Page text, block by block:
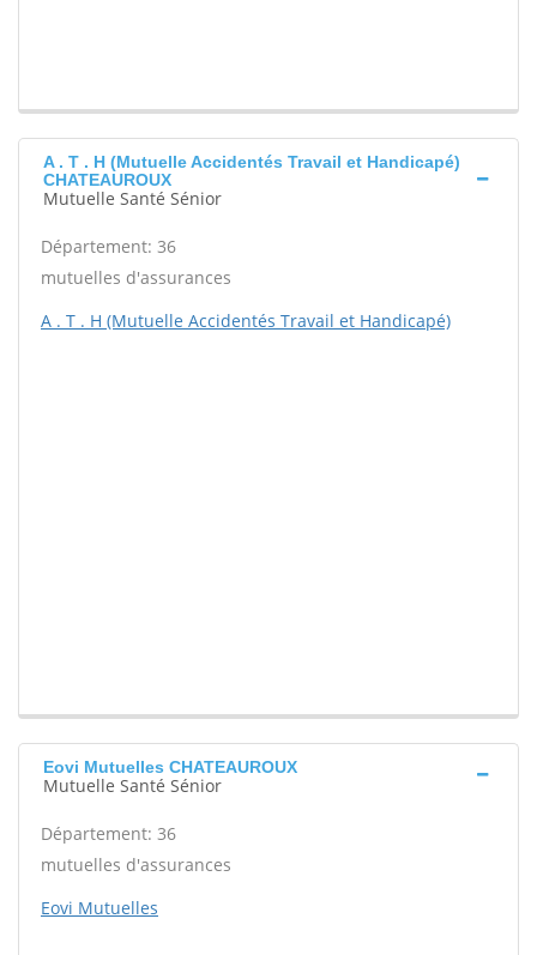
A . T . H (Mutuelle Accidentés Travail et Handicapé)
CHATEAUROUX
Mutuelle Santé Sénior
Département: 36
mutuelles d'assurances
A . T . H (Mutuelle Accidentés Travail et Handicapé)
Eovi Mutuelles CHATEAUROUX
Mutuelle Santé Sénior
Département: 36
mutuelles d'assurances
Eovi Mutuelles